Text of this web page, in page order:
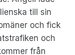
till sin
och fick
och
från